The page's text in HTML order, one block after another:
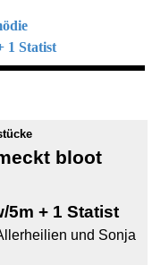
1 Statist
bloot
5m + 1 Statist
und Sonja